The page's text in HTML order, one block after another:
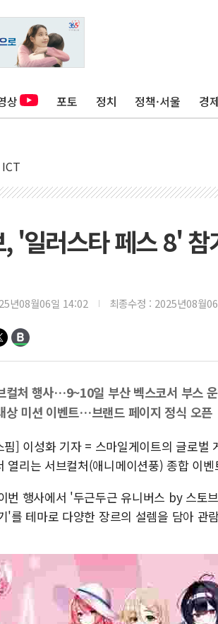
상 포토 정치 정책·서울 경제
ICT
, '일러스타 페스 8'
년08월06일 14:02 최종수정 : 2025년08월
컬처 행사…9~10일 부산 벡스코서 부스
상 미션 이벤트…브랜드 페이지 정식 오픈
핌] 이성화 기자 = 스마일게이트의 글로벌
열리는 서브컬처(애니메이션풍) 종합 이
번 행사에서 '두근두근 유니버스 by 스토
'를 테마로 다양한 장르의 설렘을 담아 관